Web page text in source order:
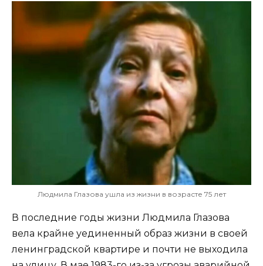
Людмила Глазова ушла из жизни в возрасте 75 лет
В последние годы жизни Людмила Глазова
вела крайне уединенный образ жизни в своей
ленинградской квартире и почти не выходила